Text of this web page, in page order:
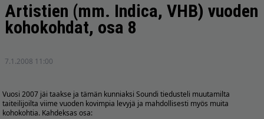
Artistien (mm. Indica, VHB) vuoden
kohokohdat, osa 8
7.1.2008 11:00
Vuosi 2007 jäi taakse ja tämän kunniaksi Soundi tiedusteli muutamilta
taiteilijoilta viime vuoden kovimpia levyjä ja mahdollisesti myös muita
kohokohtia. Kahdeksas osa: